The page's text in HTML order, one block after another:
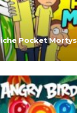
Pocket